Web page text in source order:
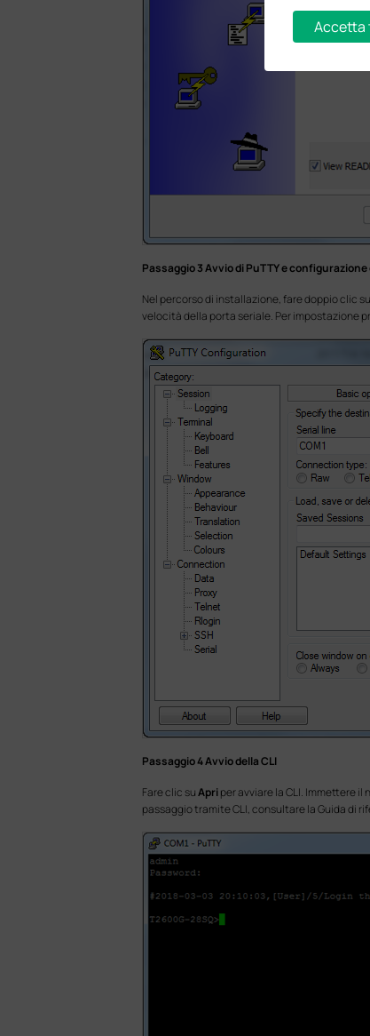
Passaggio 3 Avvio di PuTTY e
Nel percorso di installazione, fare doppio clic su
velocità della porta seriale. Per impostazione
Passaggio 4 Avvio della CLI
Fare clic suApriper avviare la CLI. Immettere
passaggio tramite CLI, consultare la Guida di
Accetta